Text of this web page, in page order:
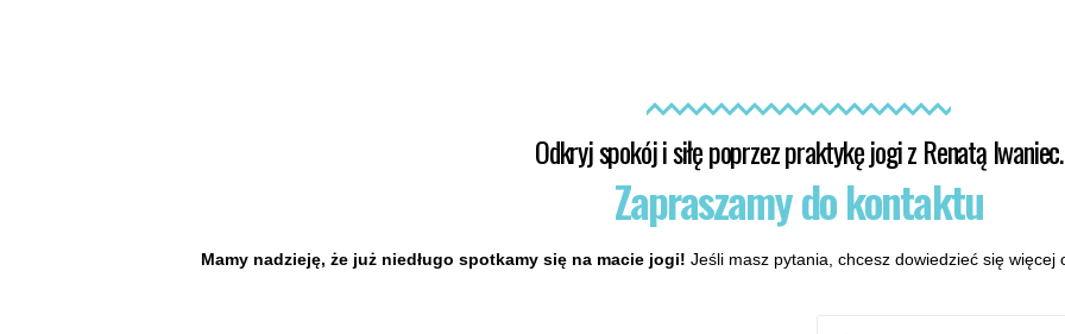
Odkryj spokój i siłę poprzez praktykę jogi z Renatą Iwaniec.
Zapraszamy do kontaktu
Mamy nadzieję, że już niedługo spotkamy się na macie jogi! Jeśli masz pytania, chcesz dowiedzieć się więcej